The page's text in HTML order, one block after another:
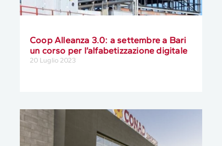
Coop Alleanza 3.0: a settembre a Bari
un corso per l’alfabetizzazione digitale
20 Luglio 2023